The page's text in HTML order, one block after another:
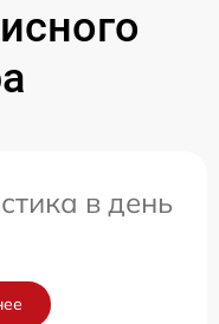
в день